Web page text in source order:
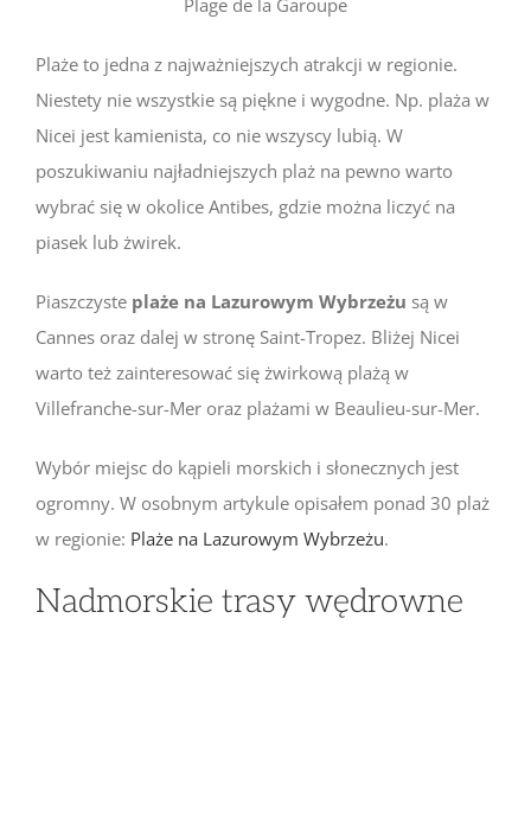
Plage de la Garoupe
Plaże to jedna z najważniejszych atrakcji w regionie.
Niestety nie wszystkie są piękne i wygodne. Np. plaża w
Nicei jest kamienista, co nie wszyscy lubią. W
poszukiwaniu najładniejszych plaż na pewno warto
wybrać się w okolice Antibes, gdzie można liczyć na
piasek lub żwirek.
Piaszczyste plaże na Lazurowym Wybrzeżu są w
Cannes oraz dalej w stronę Saint-Tropez. Bliżej Nicei
warto też zainteresować się żwirkową plażą w
Villefranche-sur-Mer oraz plażami w Beaulieu-sur-Mer.
Wybór miejsc do kąpieli morskich i słonecznych jest
ogromny. W osobnym artykule opisałem ponad 30 plaż
w regionie: Plaże na Lazurowym Wybrzeżu.
Nadmorskie trasy wędrowne